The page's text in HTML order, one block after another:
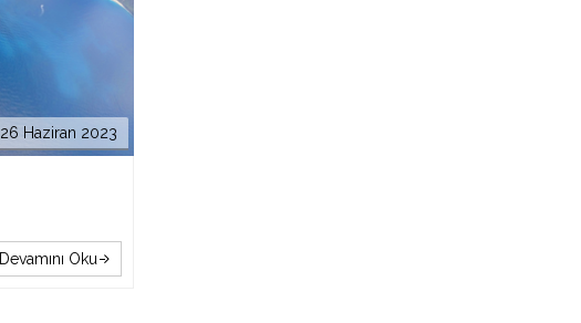
26 Haziran 2023
Devamını Oku